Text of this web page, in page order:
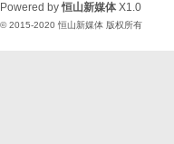
Powered by恒山新媒体 X1.0
© 2015-2020 恒山新媒体 版权所有